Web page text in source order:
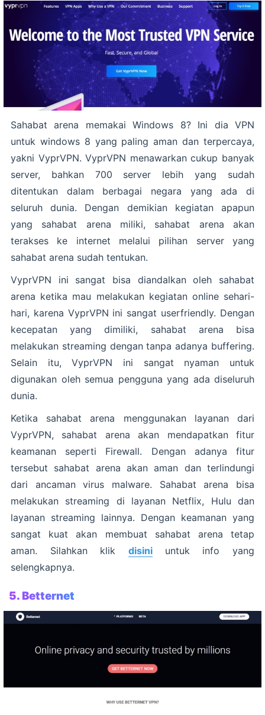
Sahabat arena memakai Windows 8? Ini dia VPN
untuk windows 8 yang paling aman dan terpercaya,
yakni VyprVPN. VyprVPN menawarkan cukup banyak
server, bahkan 700 server lebih yang sudah
ditentukan dalam berbagai negara yang ada di
seluruh dunia. Dengan demikian kegiatan apapun
yang sahabat arena miliki, sahabat arena akan
terakses ke internet melalui pilihan server yang
sahabat arena sudah tentukan.
VyprVPN ini sangat bisa diandalkan oleh sahabat
arena ketika mau melakukan kegiatan online sehari-
hari, karena VyprVPN ini sangat userfriendly. Dengan
kecepatan yang dimiliki, sahabat arena bisa
melakukan streaming dengan tanpa adanya buffering.
Selain itu, VyprVPN ini sangat nyaman untuk
digunakan oleh semua pengguna yang ada diseluruh
dunia.
Ketika sahabat arena menggunakan layanan dari
VyprVPN, sahabat arena akan mendapatkan fitur
keamanan seperti Firewall. Dengan adanya fitur
tersebut sahabat arena akan aman dan terlindungi
dari ancaman virus malware. Sahabat arena bisa
melakukan streaming di layanan Netflix, Hulu dan
layanan streaming lainnya. Dengan keamanan yang
sangat kuat akan membuat sahabat arena tetap
aman. Silahkan klik disini
untuk info yang
selengkapnya.
5. Betternet